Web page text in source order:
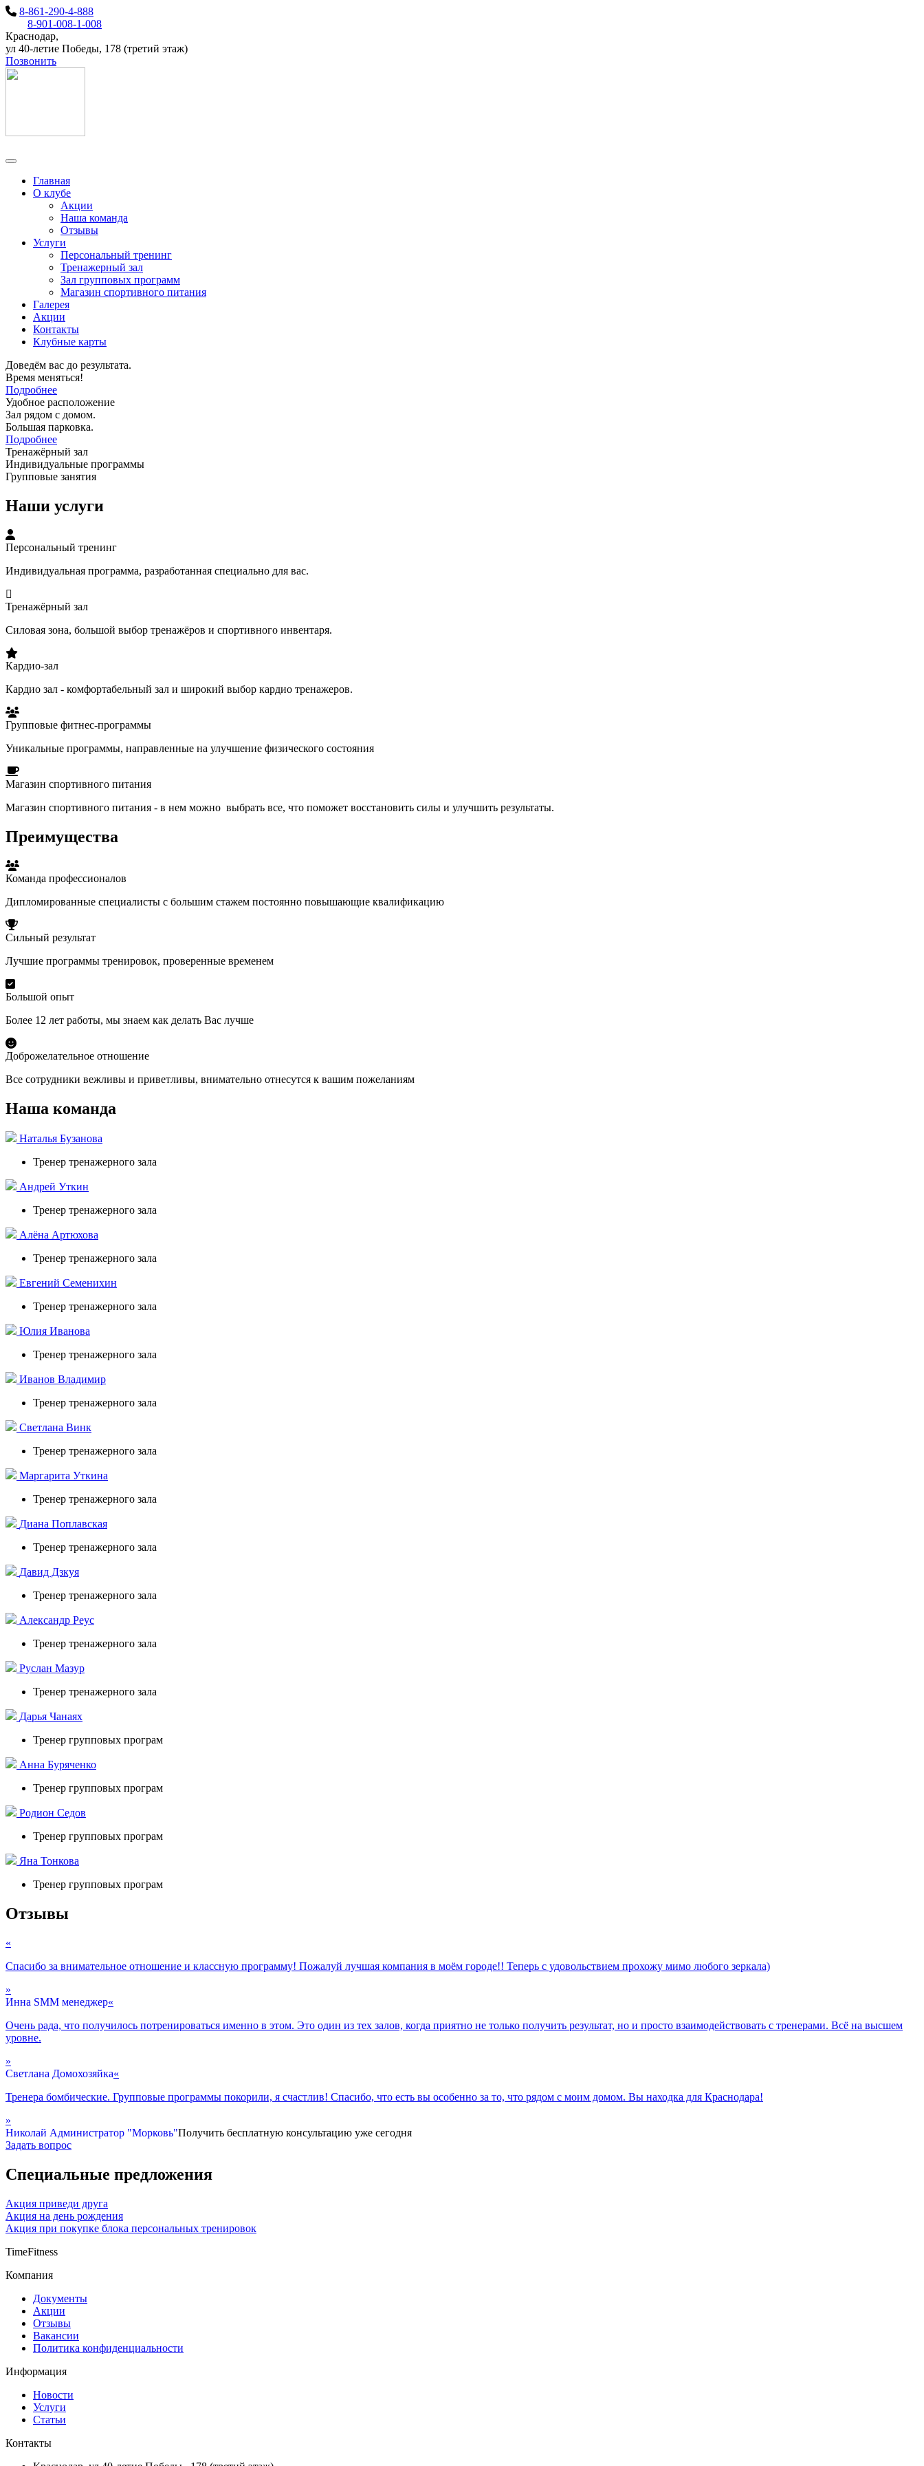
8-861-290-4-888
8-901-008-1-008
Краснодар,
ул 40-летие Победы, 178 (третий этаж)
Позвонить
Toggle navigation
Главная
О клубе
Акции
Наша команда
Отзывы
Услуги
Персональный тренинг
Тренажерный зал
Зал групповых программ
Магазин спортивного питания
Галерея
Акции
Контакты
Клубные карты
Доведём вас до результата.
Время меняться!
Подробнее
Удобное расположение
Зал рядом с домом.
Большая парковка.
Подробнее
Тренажёрный зал
Индивидуальные программы
Групповые занятия
Наши услуги
Персональный тренинг
Индивидуальная программа, разработанная специально для вас.
Тренажёрный зал
Силовая зона, большой выбор тренажёров и спортивного инвентаря.
Кардио-зал
Кардио зал - комфортабельный зал и широкий выбор кардио тренажеров.
Групповые фитнес-программы
Уникальные программы, направленные на улучшение физического состояния
Магазин спортивного питания
Магазин спортивного питания - в нем можно выбрать все, что поможет восстановить силы и улучшить результаты.
Преимущества
Команда профессионалов
Дипломированные специалисты с большим стажем постоянно повышающие квалификацию
Сильный результат
Лучшие программы тренировок, проверенные временем
Большой опыт
Более 12 лет работы, мы знаем как делать Вас лучше
Доброжелательное отношение
Все сотрудники вежливы и приветливы, внимательно отнесутся к вашим пожеланиям
Наша команда
Наталья Бузанова
Тренер тренажерного зала
Андрей Уткин
Тренер тренажерного зала
Алёна Артюхова
Тренер тренажерного зала
Евгений Семенихин
Тренер тренажерного зала
Юлия Иванова
Тренер тренажерного зала
Иванов Владимир
Тренер тренажерного зала
Светлана Винк
Тренер тренажерного зала
Маргарита Уткина
Тренер тренажерного зала
Диана Поплавская
Тренер тренажерного зала
Давид Дзкуя
Тренер тренажерного зала
Александр Реус
Тренер тренажерного зала
Руслан Мазур
Тренер тренажерного зала
Дарья Чанаях
Тренер групповых програм
Анна Буряченко
Тренер групповых програм
Родион Седов
Тренер групповых програм
Яна Тонкова
Тренер групповых програм
Отзывы
«
Спасибо за внимательное отношение и классную программу! Пожалуй лучшая компания в моём городе!! Теперь с удовольствием прохожу мимо любого зеркала)
»
Инна SMM менеджер«
Очень рада, что получилось потренироваться именно в этом. Это один из тех залов, когда приятно не только получить результат, но и просто взаимодействовать с тренерами. Всё на высшем
уровне.
»
Светлана Домохозяйка«
Тренера бомбические. Групповые программы покорили, я счастлив! Спасибо, что есть вы особенно за то, что рядом с моим домом. Вы находка для Краснодара!
»
Николай Администратор "Морковь"Получить бесплатную консультацию уже сегодня
Задать вопрос
Специальные предложения
Акция приведи друга
Акция на день рождения
Акция при покупке блока персональных тренировок
TimeFitness
Компания
Документы
Акции
Отзывы
Вакансии
Политика конфиденциальности
Информация
Новости
Услуги
Статьи
Контакты